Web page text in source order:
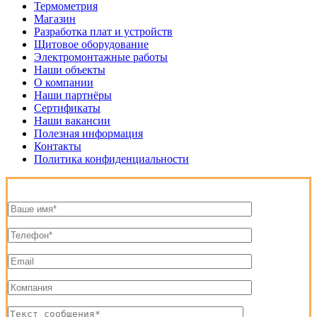
Термометрия
Магазин
Разработка плат и устройств
Щитовое оборудование
Электромонтажные работы
Наши объекты
О компании
Наши партнёры
Сертификаты
Наши вакансии
Полезная информация
Контакты
Политика конфиденциальности